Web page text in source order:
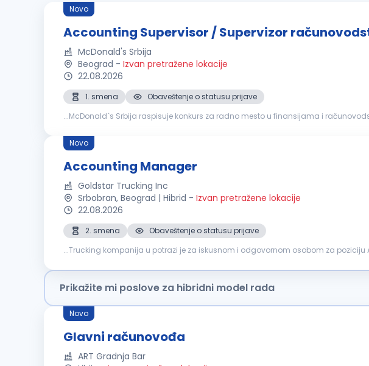
Novo
Accounting Supervisor / Supervizor
McDonald's Srbija
Beograd - Izvan pretražene lokacije
22.08.2026
1. smena
Obaveštenje o statusu prijave
...McDonald`s Srbija raspisuje konkurs za radno mesto u finansijama i
Novo
Accounting Manager
Goldstar Trucking Inc
Srbobran, Beograd | Hibrid - Izvan pretražene lokacije
22.08.2026
2. smena
Obaveštenje o statusu prijave
Prikažite mi poslove za hibridni model rada
Novo
Glavni računovođa
ART Gradnja Bar